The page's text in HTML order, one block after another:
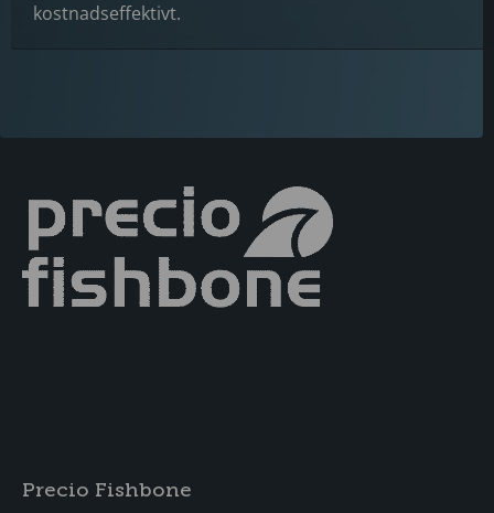
kostnadseffektivt.
Precio Fishbone